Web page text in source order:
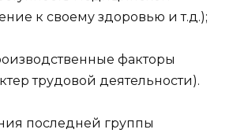
к своему здоровью и т.д.);
факторы
трудовой деятельности).
последней группы